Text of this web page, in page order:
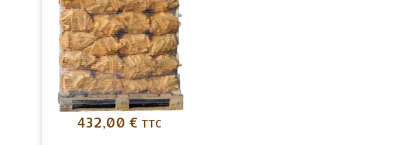
432,00 € TTC